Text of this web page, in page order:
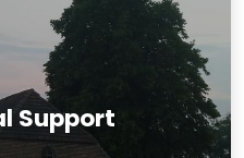
Support